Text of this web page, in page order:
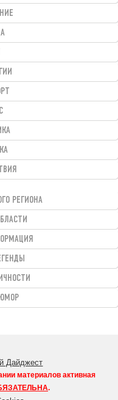
РЕГИОНА
Дайджест
материалов активная
.